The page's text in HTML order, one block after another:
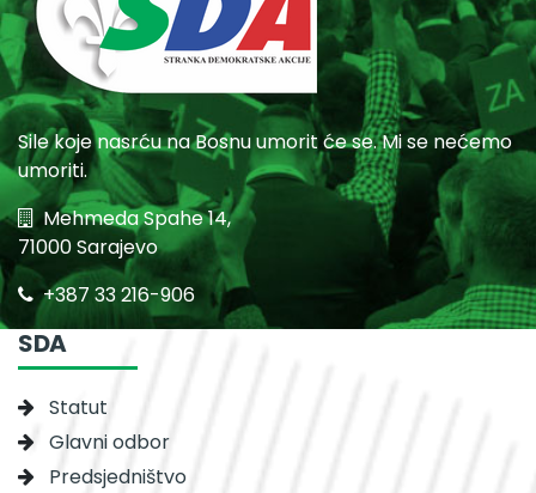
Sile koje nasrću na Bosnu umorit će se. Mi se nećemo
umoriti.
Mehmeda Spahe 14,
71000 Sarajevo
+387 33 216-906
SDA
Statut
Glavni odbor
Predsjedništvo